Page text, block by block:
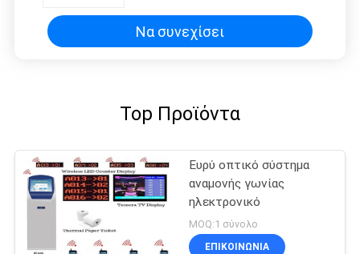
Να συνεχίσει
Top Προϊόντα
Ευρύ οπτικό σύστημα
αναμονής γωνίας
ηλεκτρονικό
MOQ:1 σύνολο
ΕΠΙΚΟΙΝΩΝΊΑ